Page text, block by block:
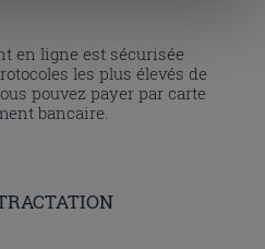
continuer à naviguer après
uniquement.
en ligne est sécurisée
les plus élevés de
pouvez payer par carte
bancaire.